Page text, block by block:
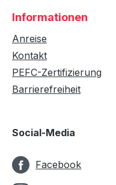
Informationen
Anreise
Kontakt
PEFC-Zertifizierung
Barrierefreiheit
Social-Media
Facebook